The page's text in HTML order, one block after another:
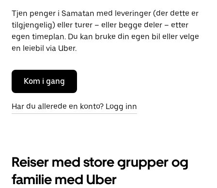
Tjen penger i Samatan med leveringer (der dette er
tilgjengelig) eller turer – eller begge deler – etter
egen timeplan. Du kan bruke din egen bil eller velge
en leiebil via Uber.
Kom i gang
Har du allerede en konto? Logg inn
Reiser med store grupper og
familie med Uber